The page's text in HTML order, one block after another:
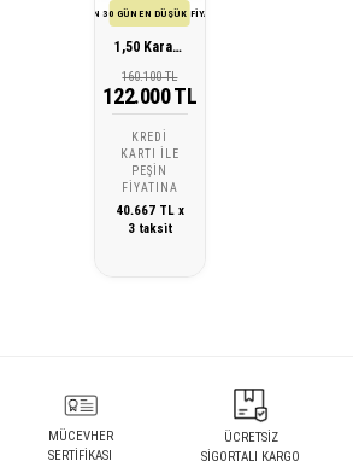
SON 30 GÜN EN DÜŞÜK FİYATI
1,50 Karat Pırlanta Baget Küpe
160.100 TL
122.000 TL
KREDI
KARTI ILE
PEŞIN
FIYATINA
40.667 TL x
3 taksit
MÜCEVHER
SERTİFİKASI
ÜCRETSİZ
SİGORTALI KARGO